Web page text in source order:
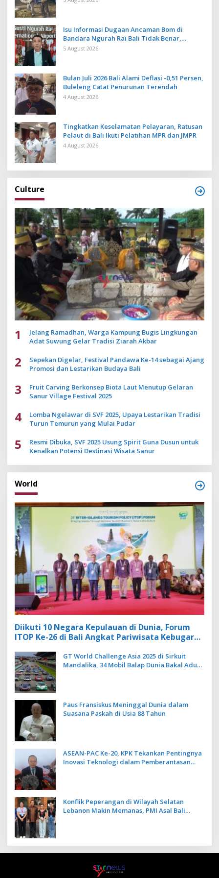
Isu Informasi Dugaan Ancaman Bom di
Bandara Ngurah Rai Bali Tidak Benar,
Operasional Penerbangan Lancar
5 August 2026
Bulan Juli 2026 Bali Alami Deflasi -0,51 Persen,
Buleleng Catat Penurunan Terendah
4 August 2026
Tingkatkan Keselamatan Pelayaran, Ratusan
Pelaut di Bali Ikuti Pelatihan MPR dan JMPR
4 August 2026
Culture
1
Jelang Ramadhan, Warga Kampung Bugis Lingkungan
Adat Suwung Gelar Tradisi Ziarah Akbar
2
Sepekan Digelar, Festival Pandawa Ke-14 sebagai Ajang
Promosi dan Lestarikan Budaya Bali
3
Fruit Carving Berkonsep Biota Laut Menutup Gelaran
Sanur Village Festival 2025
4
Lomba Ngelawar di SVF 2025, Upaya Lestarikan Tradisi
Turun Temurun yang Mulai Pudar
5
Resmi Dibuka, SVF 2025 Usung Spirit Guna Dusun untuk
Kenalkan Potensi Destinasi Wisata Sanur
World
Diikuti 10 Negara Kepulauan di Dunia, Forum
ITOP Ke-26 di Bali Angkat Pariwisata Kebugaran
GT World Challenge Asia 2025 di Sirkuit
Mandalika, 34 Mobil Balap Dunia Bakal Adu
Paus Fransiskus Meninggal Dunia dalam
Suasana Paskah di Usia 88 Tahun
ASEAN-PAC Ke-20, KPK Tekankan Pentingnya
Inovasi Teknologi dalam Pemberantasan
Konflik Peperangan di Wilayah Selatan
Lebanon Makin Memanas, PMI Asal Bali